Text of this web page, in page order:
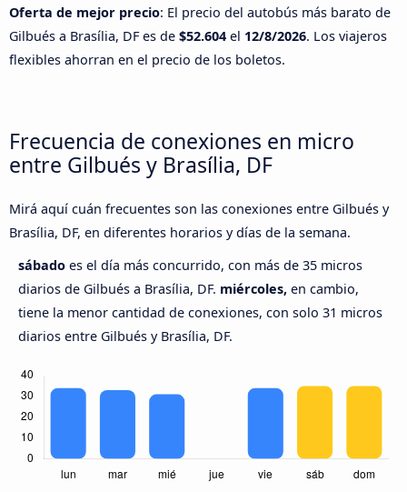
Oferta de mejor precio: El precio del autobús más barato de
Gilbués a Brasília, DF es de $52.604 el 12/8/2026. Los viajeros
flexibles ahorran en el precio de los boletos.
Frecuencia de conexiones en micro
entre Gilbués y Brasília, DF
Mirá aquí cuán frecuentes son las conexiones entre Gilbués y
Brasília, DF, en diferentes horarios y días de la semana.
sábado es el día más concurrido, con más de 35 micros
diarios de Gilbués a Brasília, DF. miércoles, en cambio,
tiene la menor cantidad de conexiones, con solo 31 micros
diarios entre Gilbués y Brasília, DF.